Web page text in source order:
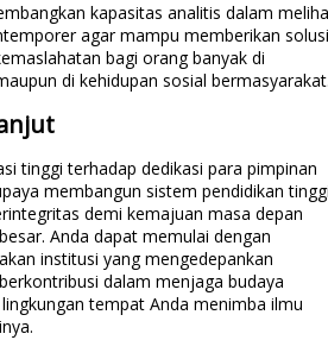
kapasitas analitis dalam
agar mampu memberikan solusi
bagi orang banyak di
di kehidupan sosial
tinggi terhadap dedikasi para pimpinan
membangun sistem pendidikan
demi kemajuan masa depan
Anda dapat memulai dengan
institusi yang mengedepankan
dalam menjaga budaya
tempat Anda menimba ilmu